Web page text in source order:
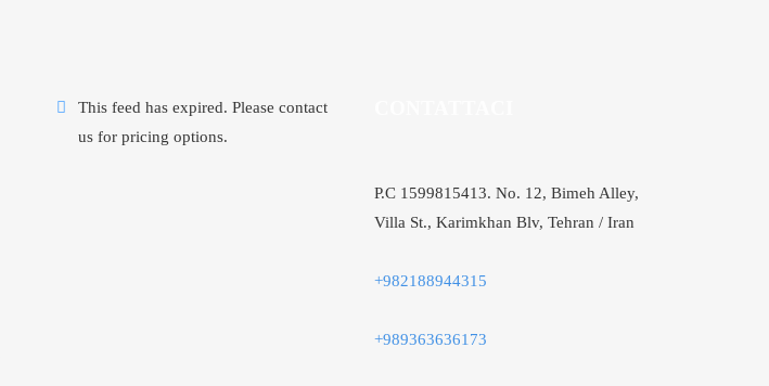
This feed has expired. Please contact
us for pricing options.
P.C 1599815413. No. 12, Bimeh Alley,
Villa St., Karimkhan Blv, Tehran / Iran
+982188944315
+989363636173